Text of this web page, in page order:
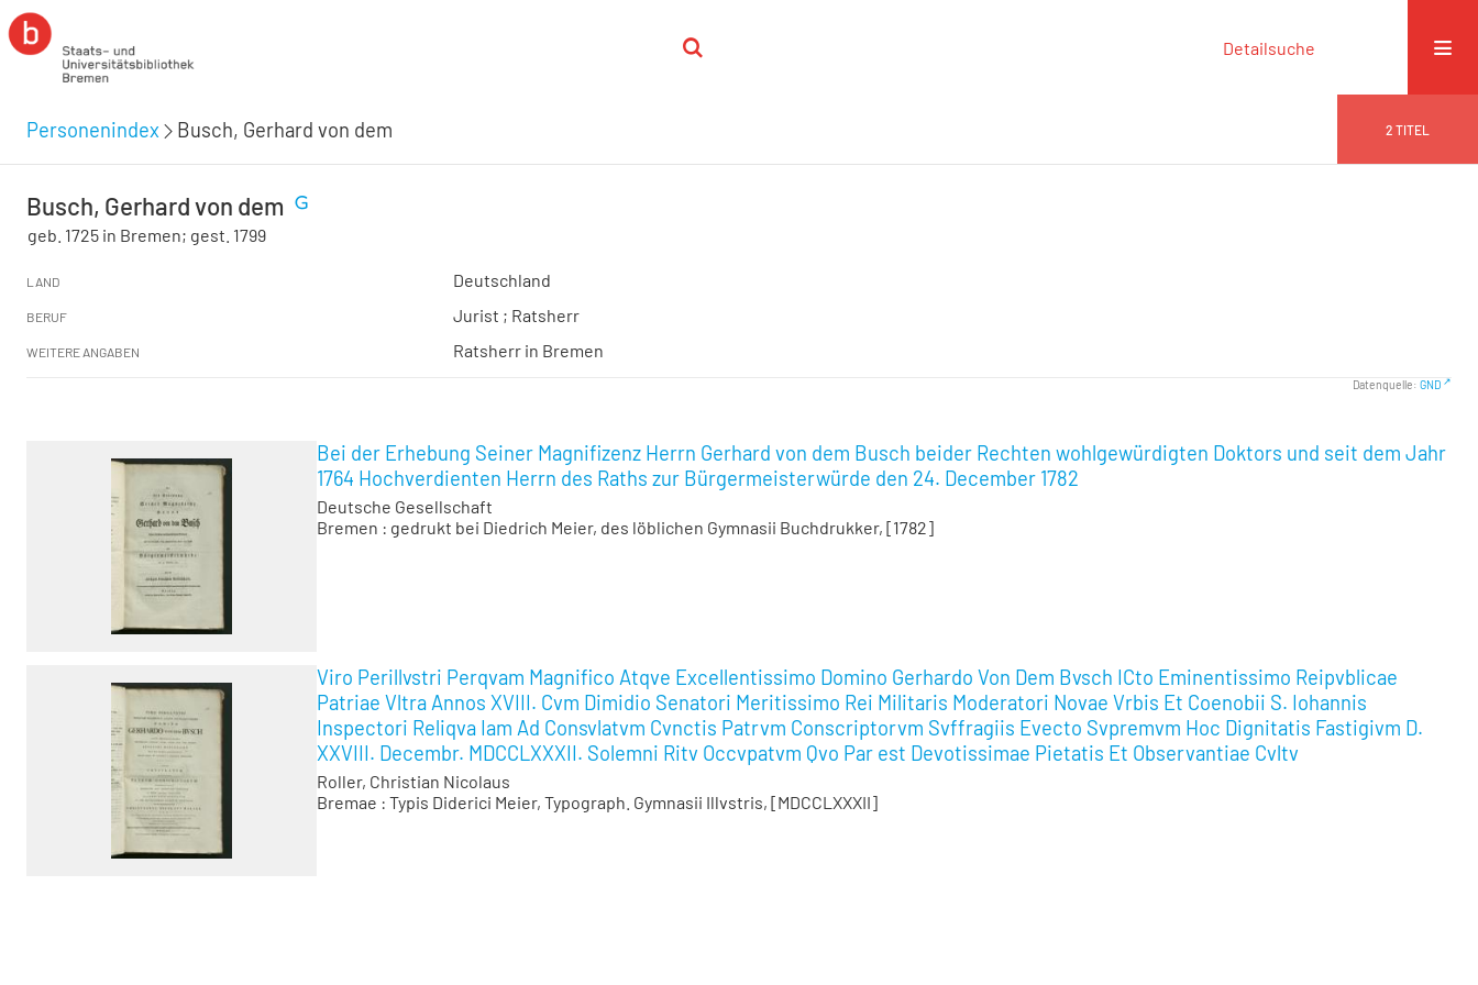
Detailsuche
Personenindex Busch, Gerhard von dem 2 TITEL
Busch, Gerhard von dem
geb. 1725 in Bremen; gest. 1799
LAND Deutschland
BERUF Jurist ; Ratsherr
WEITERE ANGABEN Ratsherr in Bremen
Datenquelle: GND
Bei der Erhebung Seiner Magnifizenz Herrn Gerhard von dem Busch beider Rechten wohlgewürdigten Doktors und seit dem Jahr
1764 Hochverdienten Herrn des Raths zur Bürgermeisterwürde den 24. December 1782
Deutsche Gesellschaft
Bremen : gedrukt bei Diedrich Meier, des löblichen Gymnasii Buchdrukker, [1782]
Viro Perillvstri Perqvam Magnifico Atqve Excellentissimo Domino Gerhardo Von Dem Bvsch ICto Eminentissimo Reipvblicae
Patriae Vltra Annos XVIII. Cvm Dimidio Senatori Meritissimo Rei Militaris Moderatori Novae Vrbis Et Coenobii S. Iohannis
Inspectori Reliqva Iam Ad Consvlatvm Cvnctis Patrvm Conscriptorvm Svffragiis Evecto Svpremvm Hoc Dignitatis Fastigivm D.
XXVIII. Decembr. MDCCLXXXII. Solemni Ritv Occvpatvm Qvo Par est Devotissimae Pietatis Et Observantiae Cvltv
Roller, Christian Nicolaus
Bremae : Typis Diderici Meier, Typograph. Gymnasii Illvstris, [MDCCLXXXII]